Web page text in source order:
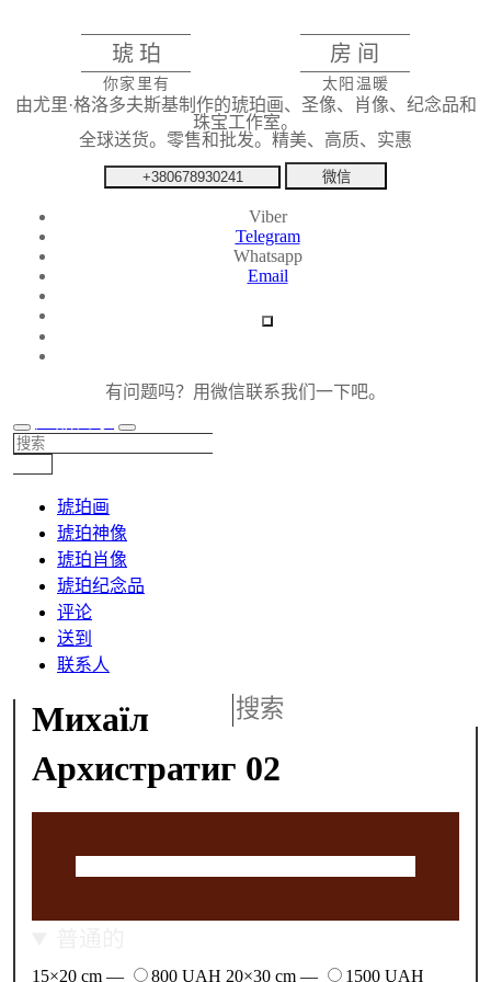
琥珀 房间
你家里有 太阳温暖
由尤里·格洛多夫斯基制作的琥珀画、圣像、肖像、纪念品和
珠宝工作室。
全球送货。零售和批发。精美、高质、实惠
+380678930241 微信
Viber
Telegram
Whatsapp
Email
有问题吗？用微信联系我们一下吧。
琥珀画
琥珀神像
琥珀肖像
琥珀纪念品
评论
送到
联系人
Михаїл
Архистратиг 02
15×20 cm — 800 UAH 20×30 cm — 1500 UAH